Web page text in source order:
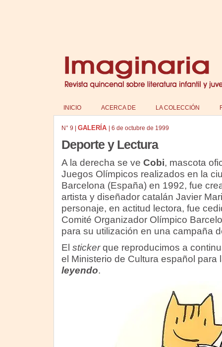
INICIO ACERCA DE LA COLECCIÓN
N° 9 GALERÍA 6 de octubre de 1999
Deporte y Lectura
A la derecha se ve Cobi, mascota
Juegos Olímpicos realizados en la
Barcelona (España) en 1992, fue
artista y diseñador catalán Javier
personaje, en actitud lectora, fue
Comité Organizador Olímpico
para su utilización en una campaña
El stickerque reproducimos a
el Ministerio de Cultura español para
leyendo.